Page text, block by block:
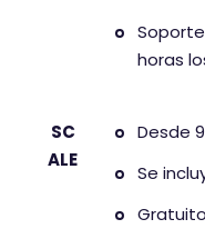
horas
SC
ALE
Desde
Se